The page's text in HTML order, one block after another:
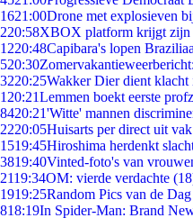
1621:00Drone met explosieven
220:58XBOX platform krijgt zijn
1220:48Capibara's lopen
520:30
3220:25Wakker Dier dient klacht
1 20:21Lemmen boekt eerste
8420:21'Witte' mannen
2220:05Huisarts per direct uit
1519:45Hiroshima herdenkt
3819:40Vinted-foto's van
2119:34OM: vierde verdachte
1919:25Random Pics van de
818:19In Spider-Man: Brand